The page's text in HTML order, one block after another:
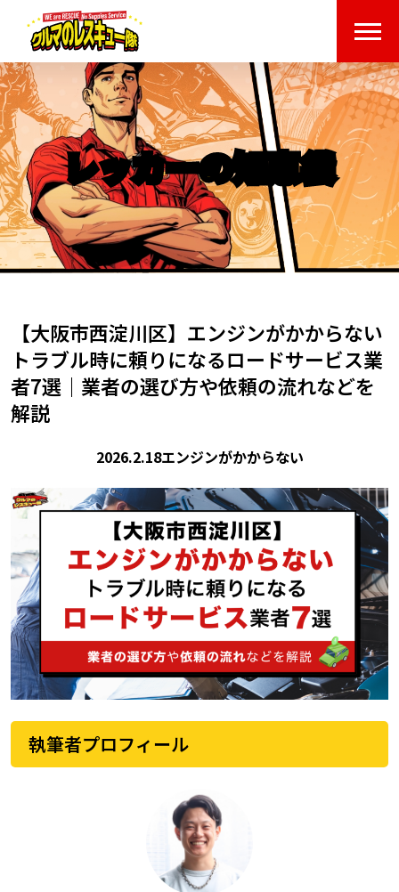
レッカーの知恵袋
【大阪市西淀川区】エンジンがかからない
トラブル時に頼りになるロードサービス業
者7選｜業者の選び方や依頼の流れなどを
解説
2026.2.18エンジンがかからない
執筆者プロフィール